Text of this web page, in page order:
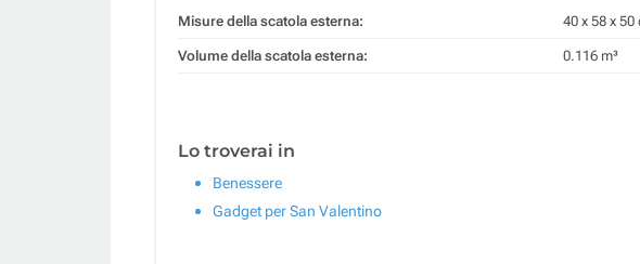
Misure della scatola esterna: 40 x 58 x 50
Volume della scatola esterna: 0.116 m³
Lo troverai in
Benessere
Gadget per San Valentino